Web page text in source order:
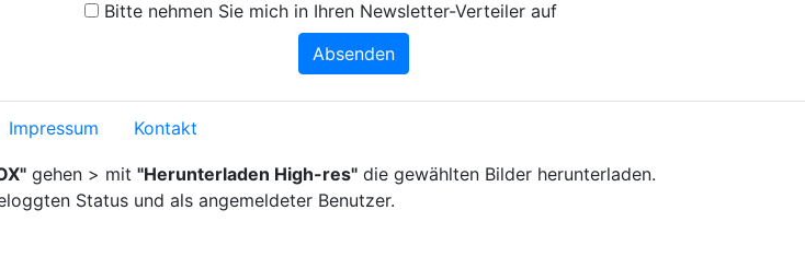
Bitte nehmen Sie mich in Ihren Newsletter-Verteiler auf
Absenden
Impressum Kontakt
gehen > mit "Herunterladen High-res" die gewählten Bilder herunterladen.
Status und als angemeldeter Benutzer.